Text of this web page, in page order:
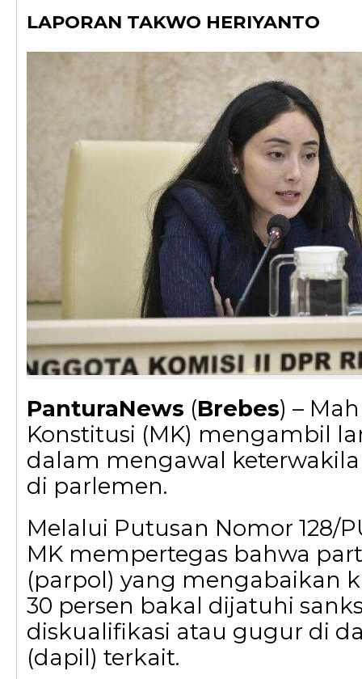
LAPORAN TAKWO HERIYANTO
PanturaNews (Brebes) –
Konstitusi (MK) mengambil
dalam mengawal
di parlemen.
Melalui Putusan Nomor 128/
MK mempertegas bahwa
(parpol) yang mengabaikan
30 persen bakal dijatuhi
diskualifikasi atau gugur di
(dapil) terkait.